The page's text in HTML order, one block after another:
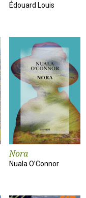
Édouard Louis
Nora
Nuala O’Connor